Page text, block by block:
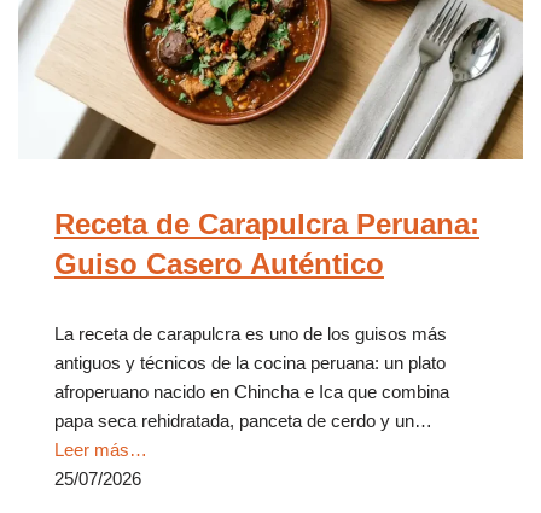
Receta de Carapulcra Peruana:
Guiso Casero Auténtico
La receta de carapulcra es uno de los guisos más
antiguos y técnicos de la cocina peruana: un plato
afroperuano nacido en Chincha e Ica que combina
papa seca rehidratada, panceta de cerdo y un…
Leer más…
25/07/2026